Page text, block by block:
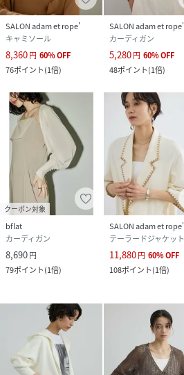
SALON adam et rope'
キャミソール
8,360円 60%OFF
76ポイント(1倍)
SALON adam et rope'
カーディガン
5,280円 60%OFF
48ポイント(1倍)
クーポン対象
bflat
カーディガン
8,690円
79ポイント(1倍)
SALON adam et rope'
11,880円 60%OFF
108ポイント(1倍)